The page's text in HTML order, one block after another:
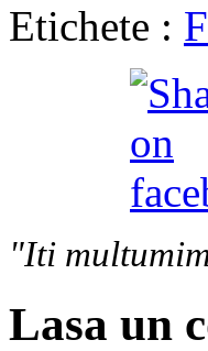
Etichete :
"Iti
Lasa un